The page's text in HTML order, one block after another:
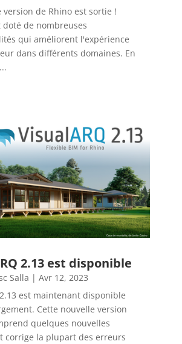
version de Rhino est sortie !
doté de nombreuses
qui améliorent l'expérience
dans différents domaines. En
2.13 est disponible
Salla |Avr 12, 2023
est maintenant disponible
Cette nouvelle version
quelques nouvelles
corrige la plupart des erreurs